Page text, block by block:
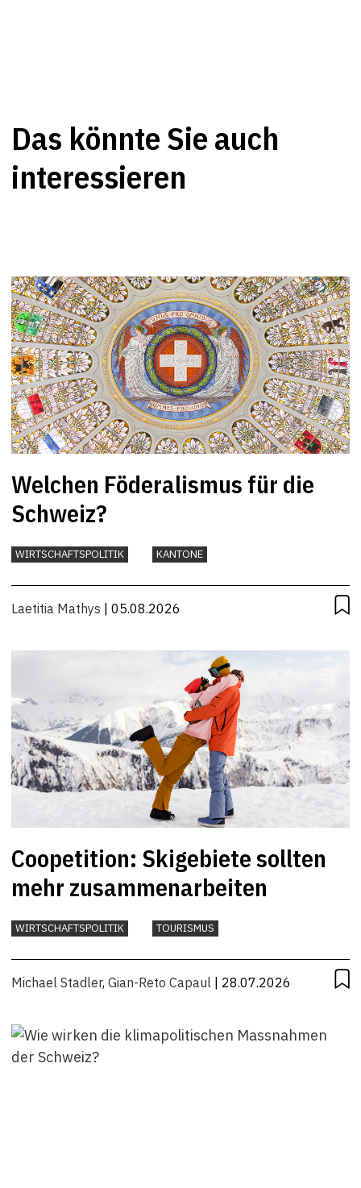
Das könnte Sie auch
interessieren
Welchen Föderalismus für die
Schweiz?
WIRTSCHAFTSPOLITIK KANTONE
Laetitia Mathys | 05.08.2026
Coopetition: Skigebiete sollten
mehr zusammenarbeiten
WIRTSCHAFTSPOLITIK TOURISMUS
Michael Stadler, Gian-Reto Capaul | 28.07.2026